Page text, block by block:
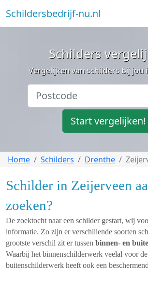
Schildersbedrijf-nu.nl
Schilders
Vergelijken van schilders bij jou
Start vergelijken!
Home Schilders Drenthe
Schilder in Zeijerveen
zoeken?
De zoektocht naar een schilder gestart, wij
informatie. Zo zijn er verschillende soorten
grootste verschil zit er tussen binnen- en
Waarbij het binnenschilderwerk veelal voor
buitenschilderwerk heeft ook een